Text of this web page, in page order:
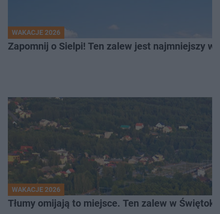
WAKACJE 2026
WAKACJE 2026
Tłumy omijają to miejsce. Ten zalew w